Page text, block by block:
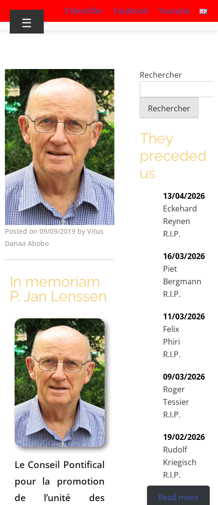
S’identifier Facebook Youtube
☰
Posted on 09/09/2019 by Vitus
Danaa Abobo
In memoriam
P. Jan Lenssen
Le Conseil Pontifical
pour la promotion
de l’unité des
Rechercher
Rechercher
They
preceded
us
13/04/2026
Eckehard
Reynen
R.I.P.
16/03/2026
Piet
Bergmann
R.I.P.
11/03/2026
Felix
Phiri
R.I.P.
09/03/2026
Roger
Tessier
R.I.P.
19/02/2026
Rudolf
Kriegisch
R.I.P.
Read more